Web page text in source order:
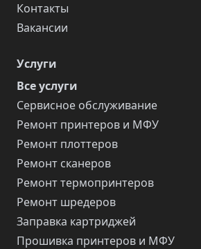
Контакты
Вакансии
Услуги
Все услуги
Сервисное обслуживание
Ремонт принтеров и МФУ
Ремонт плоттеров
Ремонт сканеров
Ремонт термопринтеров
Ремонт шредеров
Заправка картриджей
Прошивка принтеров и МФУ